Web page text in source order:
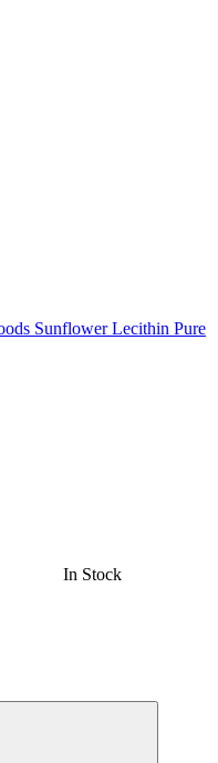
In Stock